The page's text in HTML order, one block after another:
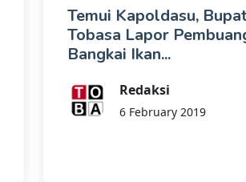
Temui Kapoldasu,
Tobasa Lapor
Bangkai Ikan...
Redaksi
6 February 2019